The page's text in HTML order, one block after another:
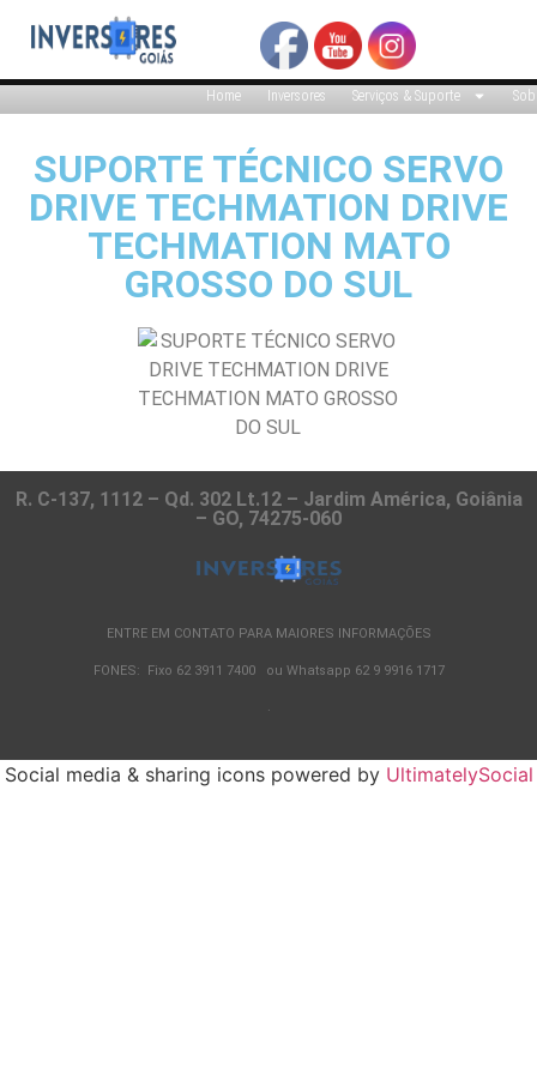
Home Inversores Serviços & Suporte
SUPORTE TÉCNICO SERVO
DRIVE TECHMATION DRIVE
TECHMATION MATO
GROSSO DO SUL
R. C-137, 1112 – Qd. 302 Lt.12 – Jardim América, Goiânia
– GO, 74275-060
ENTRE EM CONTATO PARA MAIORES INFORMAÇÕES
FONES: Fixo 62 3911 7400 ou Whatsapp 62 9 9916 1717
.
Social media & sharing icons powered by UltimatelySocial